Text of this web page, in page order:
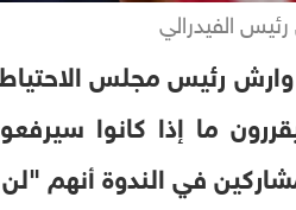
الفيدرالي
رئيس مجلس
ما إذا كانوا
في الندوة أنهم